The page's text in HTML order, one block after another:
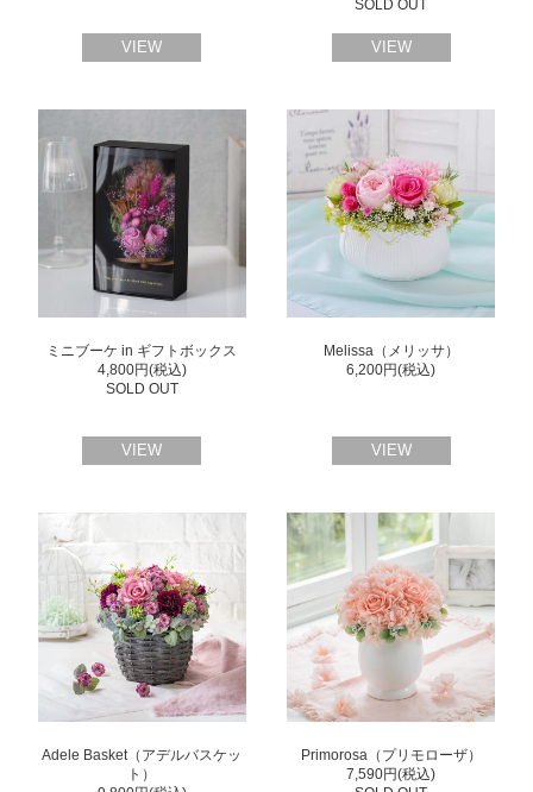
VIEW
SOLD OUT
VIEW
ミニブーケ in ギフトボックス
4,800円(税込)
SOLD OUT
VIEW
Melissa（メリッサ）
6,200円(税込)
VIEW
Adele Basket（アデルバスケッ
ト）
Primorosa（プリモローザ）
7,590円(税込)